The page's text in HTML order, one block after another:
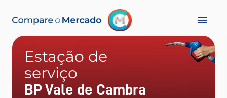
Estação de
serviço
BP Vale de Cambra